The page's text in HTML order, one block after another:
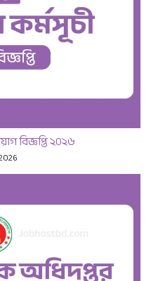
বিজ্ঞপ্তি ২০২৬